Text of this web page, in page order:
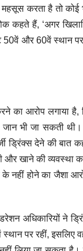
करता है तो कोई
कहते हैं, ‘अगर
50वें और 60वें स्थान
का आरोप लगाया है,
जान भी जा सकती
ड्रिंक्स देने की बात
और खाने की व्यवस्था
नहीं होने का जैशा
अधिकारियों ने
पर रहीं, इसलिए